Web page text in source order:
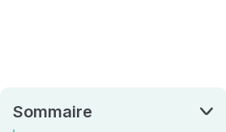
Sommaire